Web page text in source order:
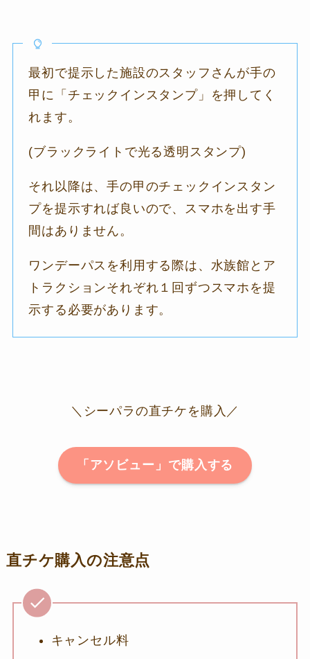
最初で提示した施設のスタッフさんが手の
甲に「チェックインスタンプ」を押してく
れます。
(ブラックライトで光る透明スタンプ)
それ以降は、手の甲のチェックインスタン
プを提示すれば良いので、スマホを出す手
間はありません。
ワンデーパスを利用する際は、水族館とア
トラクションそれぞれ１回ずつスマホを提
示する必要があります。
＼シーパラの直チケを購入／
「アソビュー」で購入する
直チケ購入の注意点
キャンセル料